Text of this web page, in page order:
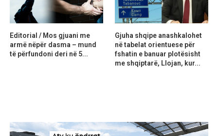
Editorial / Mos gjuani me
armë nëpër dasma – mund
të përfundoni deri në 5...
Gjuha shqipe anashkalohet
në tabelat orientuese për
fshatin e banuar plotësisht
me shqiptarë, Llojan, kur...